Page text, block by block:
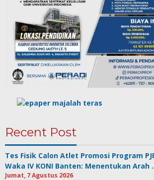
Recent Post
Tes Fisik Calon Atlet Promosi Program
Waka IV KONI Banten: Menentukan Arah
Jumat, 7 Agustus 2026